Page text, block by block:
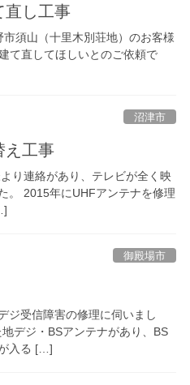
し工事
須山（十里木別荘地）のお客様
て直してほしいとのご依頼で
沼津市
工事
り連絡があり、テレビが全く映
。 2015年にUHFアンテナを修理
御殿場市
ジ受信障害の修理に伺いまし
デジ・BSアンテナがあり、BS
入る […]